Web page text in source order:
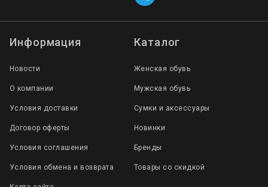
Информация
Новости
О компании
Условия доставки
Договор оферты
Условия соглашения
Условия обмена и возврата
Каталог
Женская обувь
Мужская обувь
Сумки и аксессуары
Новинки
Бренды
Товары со скидкой